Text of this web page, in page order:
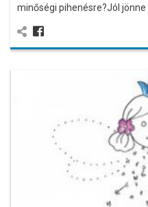
minőségi pihenésre?Jól